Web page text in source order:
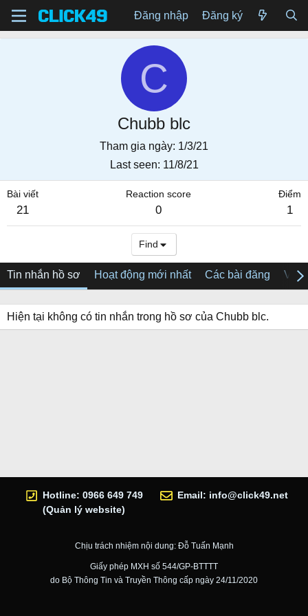
Đăng nhập Đăng ký
C
Chubb blc
Tham gia ngày 1/3/21
Last seen 11/8/21
Bài viết
21
Reaction score
0
Điểm
1
Find
Tin nhắn hồ sơ Hoạt động mới nhất Các bài đăng Về
Hiện tại không có tin nhắn trong hồ sơ của Chubb blc.
Hotline: 0966 649 749
(Quản lý website)
Email: info@click49.net
Chịu trách nhiệm nội dung: Đỗ Tuấn Mạnh
Giấy phép MXH số 544/GP-BTTTT
do Bộ Thông Tin và Truyền Thông cấp ngày 24/11/2020